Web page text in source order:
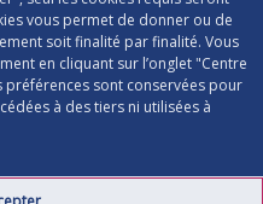
vous permet de donner ou de
soit finalité par finalité. Vous
en cliquant sur l’onglet "Centre
sont conservées pour
à des tiers ni utilisées à